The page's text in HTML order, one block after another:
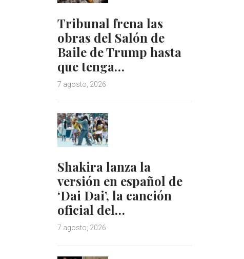
Tribunal frena las
obras del Salón de
Baile de Trump hasta
que tenga…
7 agosto, 2026
Shakira lanza la
versión en español de
‘Dai Dai’, la canción
oficial del…
7 agosto, 2026